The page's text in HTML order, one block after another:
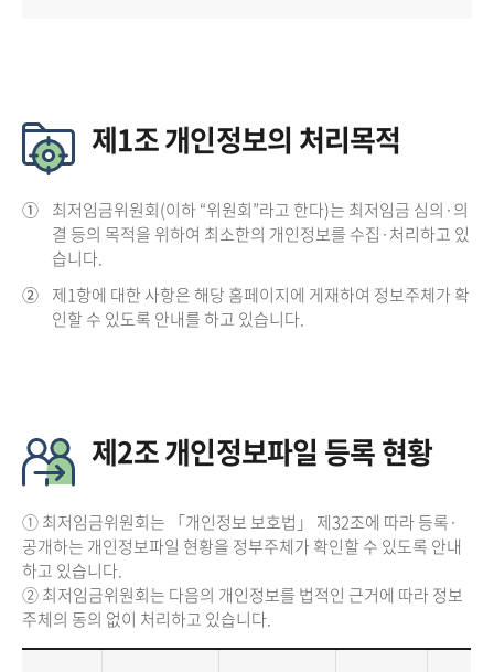
제1조 개인정보의 처리목적
① 최저임금위원회(이하 “위원회”라고 한다)는 최저임금 심의·의
결 등의 목적을 위하여 최소한의 개인정보를 수집·처리하고 있
습니다.
② 제1항에 대한 사항은 해당 홈페이지에 게재하여 정보주체가 확
인할 수 있도록 안내를 하고 있습니다.
제2조 개인정보파일 등록 현황
① 최저임금위원회는 「개인정보 보호법」 제32조에 따라 등록·
공개하는 개인정보파일 현황을 정부주체가 확인할 수 있도록 안내
하고 있습니다.
② 최저임금위원회는 다음의 개인정보를 법적인 근거에 따라 정보
주체의 동의 없이 처리하고 있습니다.